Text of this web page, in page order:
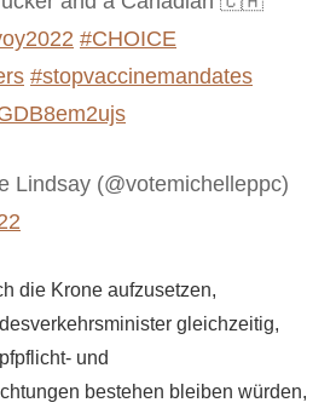
#CHOICE
#stopvaccinemandates
(@votemichelleppc)
die Krone aufzusetzen,
gleichzeitig,
und
bestehen bleiben würden,